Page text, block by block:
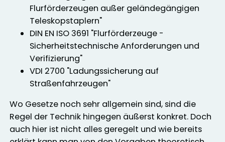
Flurförderzeugen außer geländegängigen
Teleskopstaplern"
DIN EN ISO 3691 "Flurförderzeuge -
Sicherheitstechnische Anforderungen und
Verifizierung"
VDI 2700 "Ladungssicherung auf
Straßenfahrzeugen"
Wo Gesetze noch sehr allgemein sind, sind die
Regel der Technik hingegen äußerst konkret. Doch
auch hier ist nicht alles geregelt und wie bereits